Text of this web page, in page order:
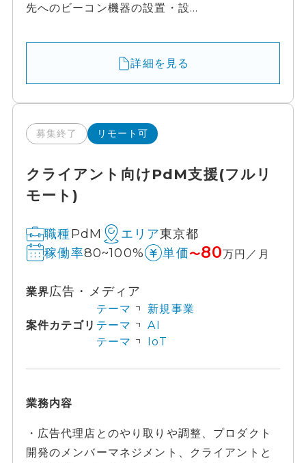
先へのビーコン機器の設置・設...
詳細を見る
募集終了 リモート可
クライアント向けPdM支援(フルリ
モート)
職種PdM エリア東京都
稼働率80~100% 単価〜80万円／月
業界広告・メディア
案件カテゴリ
テーマ
新規事業
テーマ
AI
テーマ
IoT
業務内容
・広告代理店とのやり取りや調整、プロダクト
開発のメンバーマネジメント、クライアントと